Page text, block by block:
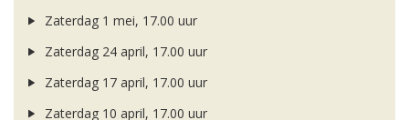
Zaterdag 1 mei, 17.00 uur
Zaterdag 24 april, 17.00 uur
Zaterdag 17 april, 17.00 uur
Zaterdag 10 april, 17.00 uur